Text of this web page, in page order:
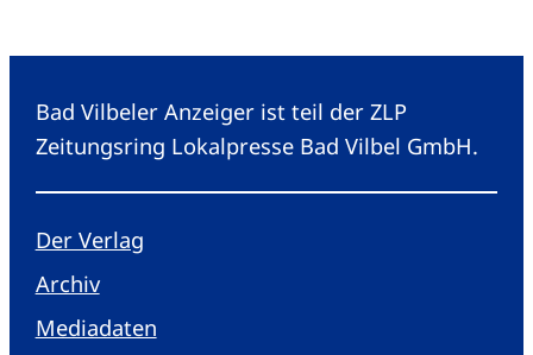
Bad Vilbeler Anzeiger ist teil der ZLP
Zeitungsring Lokalpresse Bad Vilbel GmbH.
Der Verlag
Archiv
Mediadaten